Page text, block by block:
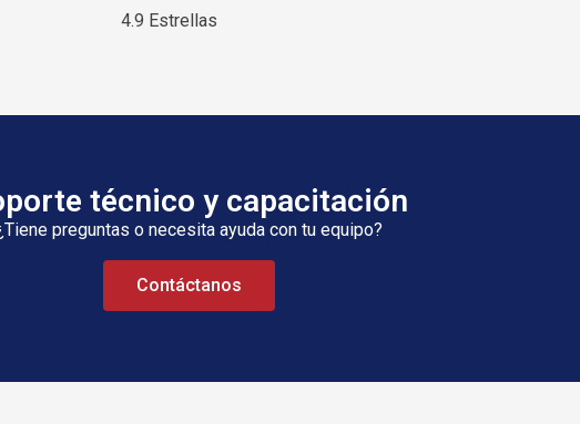
4.9 Estrellas
técnico y capacitación
preguntas o necesita ayuda con tu equipo?
Contáctanos